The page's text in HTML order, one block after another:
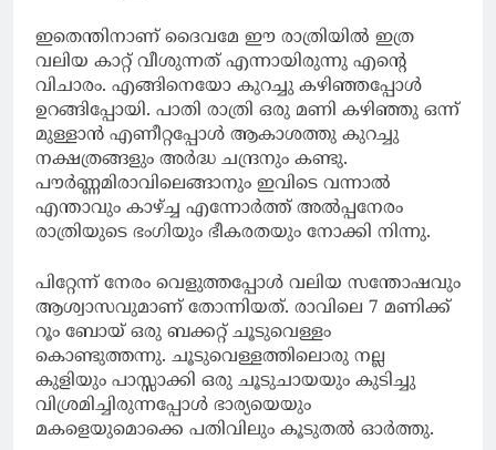
ഇതെന്തിനാണ് ദൈവമേ ഈ രാത്രിയിൽ ഇത്ര
വലിയ കാറ്റ് വീശുന്നത് എന്നായിരുന്നു എന്റെ
വിചാരം. എങ്ങിനെയോ കുറച്ചു കഴിഞ്ഞപ്പോൾ
ഉറങ്ങിപ്പോയി. പാതി രാത്രി ഒരു മണി കഴിഞ്ഞു ഒന്ന്
മുള്ളാൻ എണീറ്റപ്പോൾ ആകാശത്തു കുറച്ചു
നക്ഷത്രങ്ങളും അർദ്ധ ചന്ദ്രനും കണ്ടു.
പൗർണ്ണമിരാവിലെങ്ങാനും ഇവിടെ വന്നാൽ
എന്താവും കാഴ്ച്ച എന്നോർത്ത് അൽപ്പനേരം
രാത്രിയുടെ ഭംഗിയും ഭീകരതയും നോക്കി നിന്നു.
പിറ്റേന്ന് നേരം വെളുത്തപ്പോൾ വലിയ സന്തോഷവും
ആശ്വാസവുമാണ് തോന്നിയത്. രാവിലെ 7 മണിക്ക്
റൂം ബോയ് ഒരു ബക്കറ്റ് ചൂടുവെള്ളം
കൊണ്ടുത്തന്നു. ചൂടുവെള്ളത്തിലൊരു നല്ല
കുളിയും പാസ്സാക്കി ഒരു ചൂടുചായയും കുടിച്ചു
വിശ്രമിച്ചിരുന്നപ്പോൾ ഭാര്യയെയും
മകളെയുമൊക്കെ പതിവിലും കൂടുതൽ ഓർത്തു.